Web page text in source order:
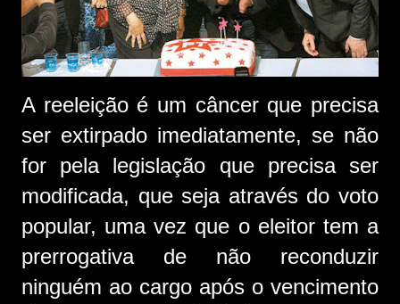
A reeleição é um câncer que precisa
ser extirpado imediatamente, se não
for pela legislação que precisa ser
modificada, que seja através do voto
popular, uma vez que o eleitor tem a
prerrogativa de não reconduzir
ninguém ao cargo após o vencimento